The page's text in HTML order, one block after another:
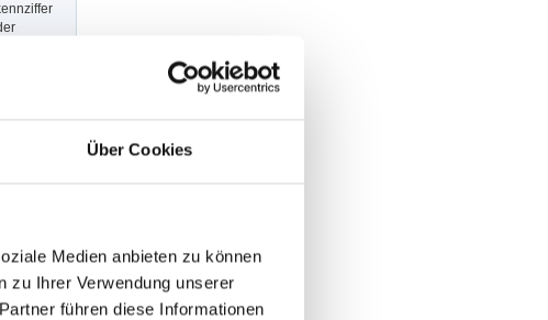
Über Cookies
Medien anbieten zu können
zu Ihrer Verwendung unserer
führen diese Informationen
/
/
und